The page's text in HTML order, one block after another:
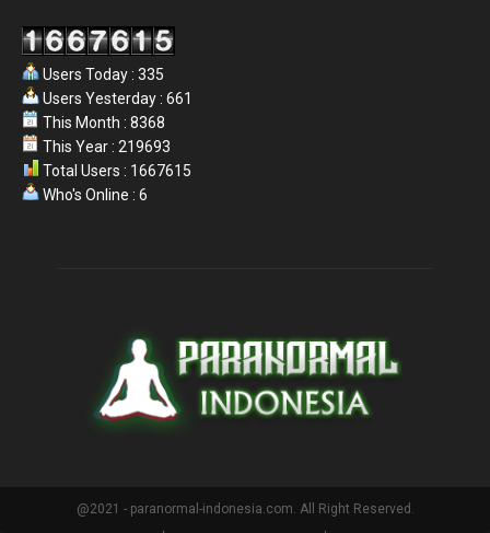
Users Today : 335
Users Yesterday : 661
This Month : 8368
This Year : 219693
Total Users : 1667615
Who's Online : 6
@2021 - paranormal-indonesia.com. All Right Reserved.